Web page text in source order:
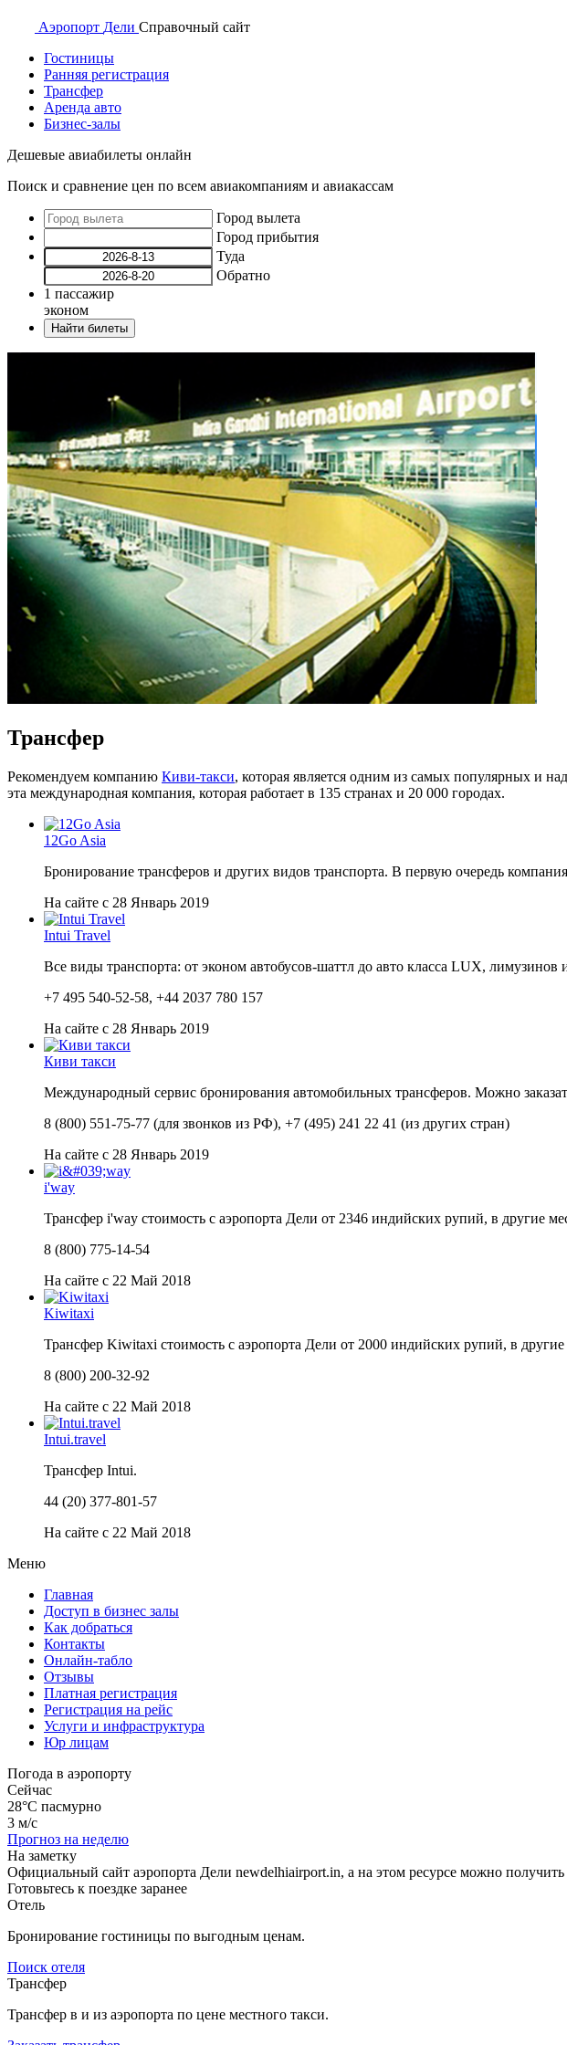
Аэропорт Дели Справочный сайт
Гостиницы
Ранняя регистрация
Трансфер
Аренда авто
Бизнес-залы
Дешевые авиабилеты онлайн
Поиск и сравнение цен по всем авиакомпаниям и авиакассам
Город вылета
Город прибытия
Туда
Обратно
1 пассажир
эконом
Найти билеты
Трансфер
Рекомендуем компанию Киви-такси, которая является одним из самых популярных и
эта международная компания, которая работает в 135 странах и 20 000 городах.
12Go Asia
Бронирование трансферов и других видов транспорта. В первую очередь
На сайте с 28 Январь 2019
Intui Travel
Все виды транспорта: от эконом автобусов-шаттл до авто класса LUX, лимузинов
+7 495 540-52-58, +44 2037 780 157
На сайте с 28 Январь 2019
Киви такси
Международный сервис бронирования автомобильных трансферов. Можно
8 (800) 551-75-77 (для звонков из РФ), +7 (495) 241 22 41 (из других стран)
На сайте с 28 Январь 2019
i'way
Трансфер i'way стоимость с аэропорта Дели от 2346 индийских рупий, в другие
8 (800) 775-14-54
На сайте с 22 Май 2018
Kiwitaxi
Трансфер Kiwitaxi стоимость с аэропорта Дели от 2000 индийских рупий, в
8 (800) 200-32-92
На сайте с 22 Май 2018
Intui.travel
Трансфер Intui.
44 (20) 377-801-57
На сайте с 22 Май 2018
Меню
Главная
Доступ в бизнес залы
Как добраться
Контакты
Онлайн-табло
Отзывы
Платная регистрация
Регистрация на рейс
Услуги и инфраструктура
Юр лицам
Погода в аэропорту
Сейчас
28°C пасмурно
3 м/с
Прогноз на неделю
На заметку
Официальный сайт аэропорта Дели newdelhiairport.in, а на этом ресурсе можно
Готовьтесь к поездке заранее
Отель
Бронирование гостиницы по выгодным ценам.
Поиск отеля
Трансфер
Трансфер в и из аэропорта по цене местного такси.